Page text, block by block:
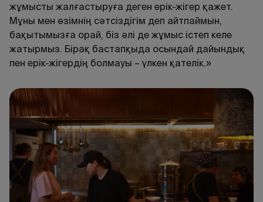
жұмысты жалғастыруға деген ерік-жігер қажет.
Мұны мен өзімнің сәтсіздігім деп айтпаймын,
бақытымызға орай, біз әлі де жұмыс істеп келе
жатырмыз. Бірақ бастапқыда осындай дайындық
пен ерік-жігердің болмауы – үлкен қателік.»